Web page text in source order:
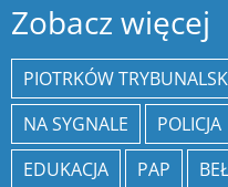
Zobacz więcej
PIOTRKÓW
NA SYGNALE
POLICJA
EDUKACJA
PAP